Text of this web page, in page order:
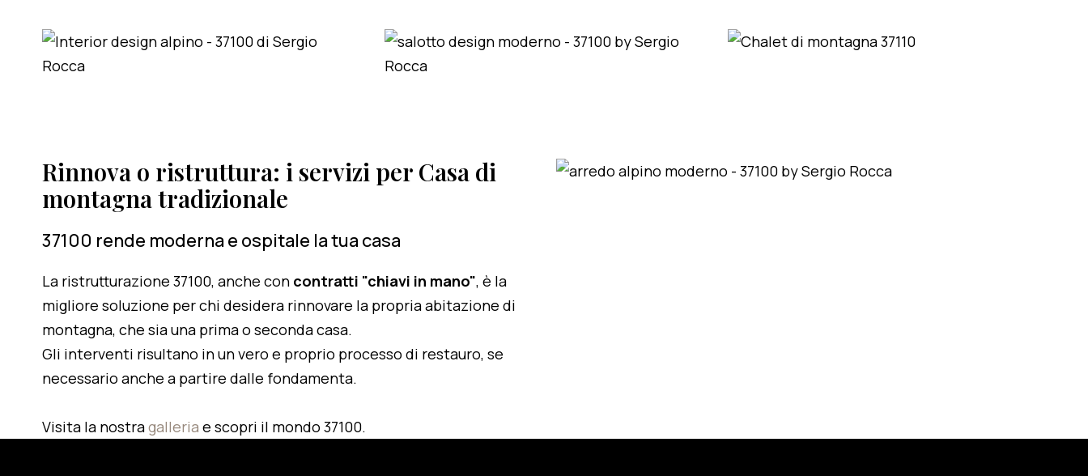
Rinnova o ristruttura: i servizi per Casa di
montagna tradizionale
37100 rende moderna e ospitale la tua casa
La ristrutturazione 37100, anche con contratti "chiavi in mano", è la
migliore soluzione per chi desidera rinnovare la propria abitazione di
montagna, che sia una prima o seconda casa.
Gli interventi risultano in un vero e proprio processo di restauro, se
necessario anche a partire dalle fondamenta.
Visita la nostragalleria e scopri il mondo 37100.